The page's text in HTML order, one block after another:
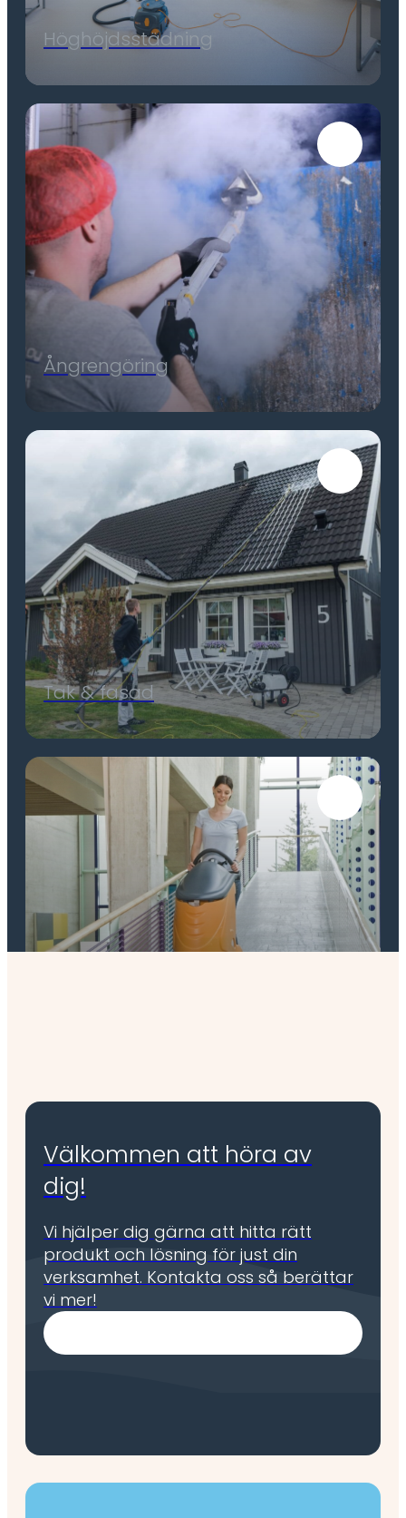
Höghöjdsstädning
Ångrengöring
Tak & fasad
Välkommen att höra av
dig!
Vi hjälper dig gärna att hitta rätt
produkt och lösning för just din
verksamhet. Kontakta oss så berättar
vi mer!